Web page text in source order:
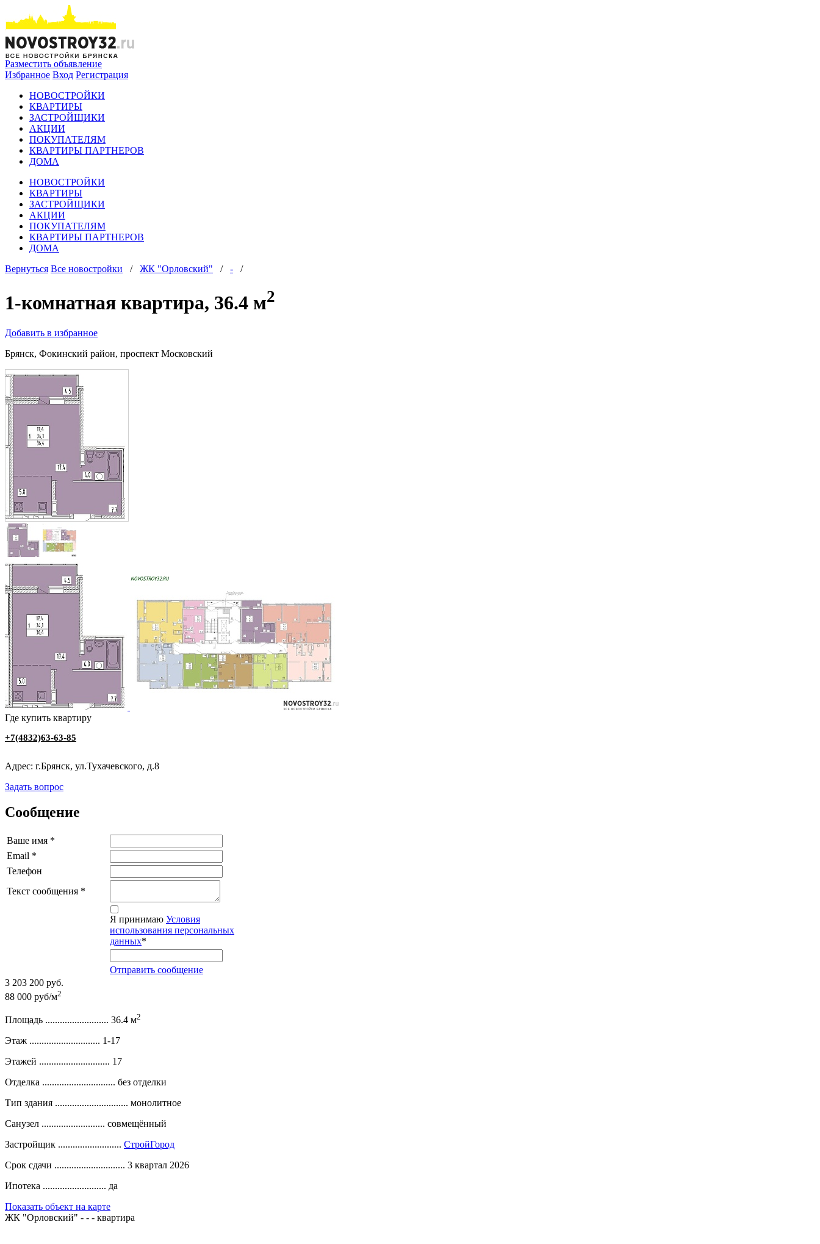
Разместить объявление
Избранное Вход Регистрация
НОВОСТРОЙКИ
КВАРТИРЫ
ЗАСТРОЙЩИКИ
АКЦИИ
ПОКУПАТЕЛЯМ
КВАРТИРЫ ПАРТНЕРОВ
ДОМА
НОВОСТРОЙКИ
КВАРТИРЫ
ЗАСТРОЙЩИКИ
АКЦИИ
ПОКУПАТЕЛЯМ
КВАРТИРЫ ПАРТНЕРОВ
ДОМА
Вернуться Все новостройки / ЖК "Орловский" / - /
1-комнатная квартира, 36.4 м2
Добавить в избранное
Брянск, Фокинский район, проспект Московский
Где купить квартиру
+7(4832)63-63-85
Адрес: г.Брянск, ул.Тухачевского, д.8
Задать вопрос
Сообщение
Ваше имя *
Email *
Телефон
Текст сообщения *
Я принимаю Условия
использования персональных
данных*
Отправить сообщение
3 203 200 руб.
88 000 руб/м2
Площадь .......................... 36.4 м2
Этаж ............................. 1-17
Этажей ............................. 17
Отделка .............................. без отделки
Тип здания .............................. монолитное
Санузел .......................... совмещённый
Застройщик .......................... СтройГород
Срок сдачи ............................. 3 квартал 2026
Ипотека .......................... да
Показать объект на карте
ЖК "Орловский" - - - квартира